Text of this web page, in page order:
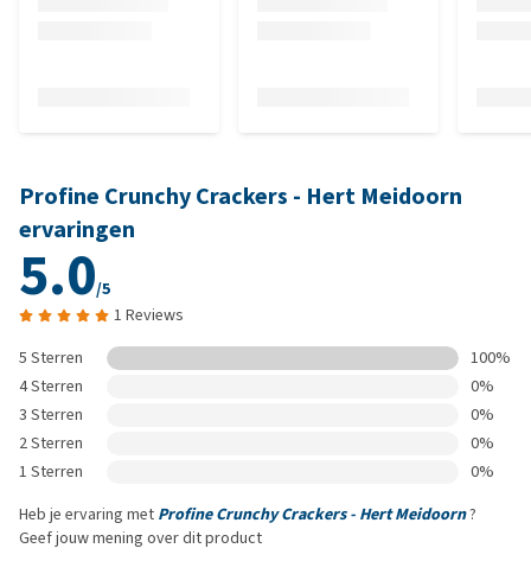
Profine Crunchy Crackers - Hert Meidoorn
ervaringen
5.0/5
1 Reviews
5 Sterren
100%
4 Sterren
0%
3 Sterren
0%
2 Sterren
0%
1 Sterren
0%
Heb je ervaring met Profine Crunchy Crackers - Hert Meidoorn?
Geef jouw mening over dit product